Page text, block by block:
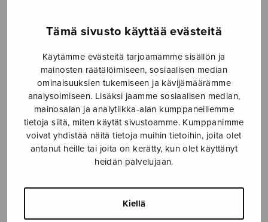
Tämä sivusto käyttää evästeitä
Käytämme evästeitä tarjoamamme sisällön ja
mainosten räätälöimiseen, sosiaalisen median
ominaisuuksien tukemiseen ja kävijämäärämme
analysoimiseen. Lisäksi jaamme sosiaalisen median,
mainosalan ja analytiikka-alan kumppaneillemme
tietoja siitä, miten käytät sivustoamme. Kumppanimme
voivat yhdistää näitä tietoja muihin tietoihin, joita olet
antanut heille tai joita on kerätty, kun olet käyttänyt
heidän palvelujaan.
Kiellä
Formaatti
määrä
LISÄÄ
OSTOSKORIIN
Tuotetunnus (SKU):S2401